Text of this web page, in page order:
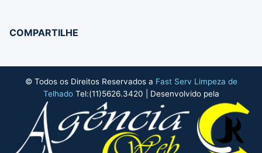
COMPARTILHE
© Todos os Direitos Reservados a Fast Serv Limpeza de
TelhadoTel:(11)5626.3420 | Desenvolvido pela